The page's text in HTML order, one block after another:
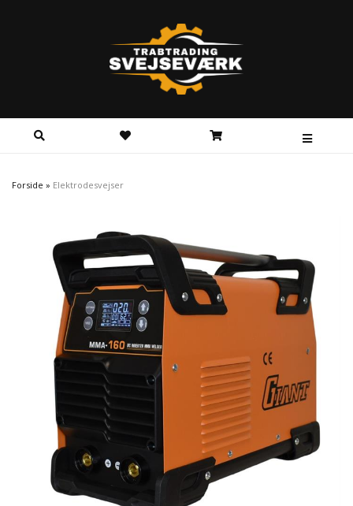
Forside » Elektrodesvejser